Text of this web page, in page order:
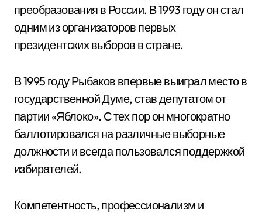
преобразования в России. В 1993 году он стал
одним из организаторов первых
президентских выборов в стране.
В 1995 году Рыбаков впервые выиграл место в
государственной Думе, став депутатом от
партии «Яблоко». С тех пор он многократно
баллотировался на различные выборные
должности и всегда пользовался поддержкой
избирателей.
Компетентность, профессионализм и